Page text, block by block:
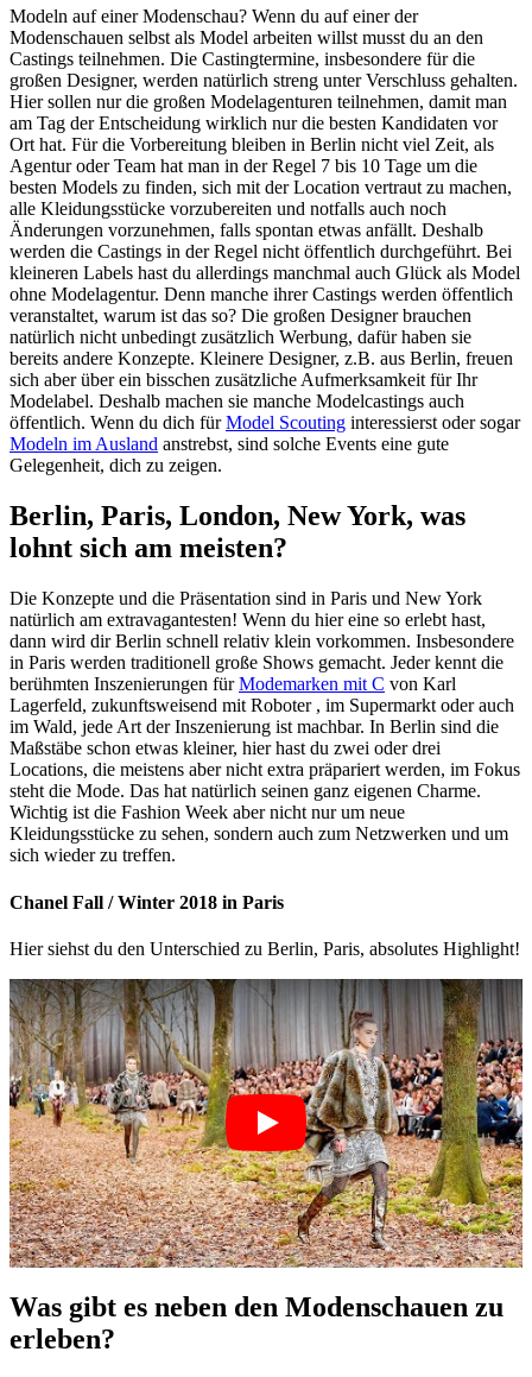
Modeln auf einer Modenschau? Wenn du auf einer der
Modenschauen selbst als Model arbeiten willst musst du an den
Castings teilnehmen. Die Castingtermine, insbesondere für die
großen Designer, werden natürlich streng unter Verschluss gehalten.
Hier sollen nur die großen Modelagenturen teilnehmen, damit man
am Tag der Entscheidung wirklich nur die besten Kandidaten vor
Ort hat. Für die Vorbereitung bleiben in Berlin nicht viel Zeit, als
Agentur oder Team hat man in der Regel 7 bis 10 Tage um die
besten Models zu finden, sich mit der Location vertraut zu machen,
alle Kleidungsstücke vorzubereiten und notfalls auch noch
Änderungen vorzunehmen, falls spontan etwas anfällt. Deshalb
werden die Castings in der Regel nicht öffentlich durchgeführt. Bei
kleineren Labels hast du allerdings manchmal auch Glück als Model
ohne Modelagentur. Denn manche ihrer Castings werden öffentlich
veranstaltet, warum ist das so? Die großen Designer brauchen
natürlich nicht unbedingt zusätzlich Werbung, dafür haben sie
bereits andere Konzepte. Kleinere Designer, z.B. aus Berlin, freuen
sich aber über ein bisschen zusätzliche Aufmerksamkeit für Ihr
Modelabel. Deshalb machen sie manche Modelcastings auch
öffentlich. Wenn du dich fürModel Scouting interessierst oder sogar
Modeln im Ausland anstrebst, sind solche Events eine gute
Gelegenheit, dich zu zeigen.
Berlin, Paris, London, New York, was
lohnt sich am meisten?
Die Konzepte und die Präsentation sind in Paris und New York
natürlich am extravagantesten! Wenn du hier eine so erlebt hast,
dann wird dir Berlin schnell relativ klein vorkommen. Insbesondere
in Paris werden traditionell große Shows gemacht. Jeder kennt die
berühmten Inszenierungen fürModemarken mit C von Karl
Lagerfeld, zukunftsweisend mit Roboter , im Supermarkt oder auch
im Wald, jede Art der Inszenierung ist machbar. In Berlin sind die
Maßstäbe schon etwas kleiner, hier hast du zwei oder drei
Locations, die meistens aber nicht extra präpariert werden, im Fokus
steht die Mode. Das hat natürlich seinen ganz eigenen Charme.
Wichtig ist die Fashion Week aber nicht nur um neue
Kleidungsstücke zu sehen, sondern auch zum Netzwerken und um
sich wieder zu treffen.
Chanel Fall / Winter 2018 in Paris
Hier siehst du den Unterschied zu Berlin, Paris, absolutes Highlight!
Was gibt es neben den Modenschauen zu
erleben?